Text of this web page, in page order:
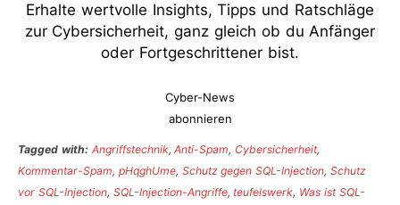
Erhalte wertvolle Insights, Tipps und Ratschläge
zur Cybersicherheit, ganz gleich ob du Anfänger
oder Fortgeschrittener bist.
Cyber-News
abonnieren
Tagged with: Angriffstechnik,Anti-Spam, Cybersicherheit,
Kommentar-Spam, pHqghUme, Schutz gegen SQL-Injection,Schutz
vor SQL-Injection, SQL-Injection-Angriffe, teufelswerk, Was ist SQL-